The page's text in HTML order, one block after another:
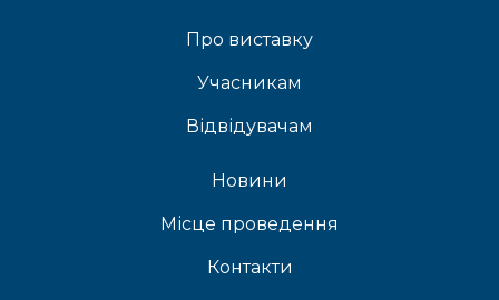
Про виставку
Учасникам
Відвідувачам
Новини
Місце проведення
Контакти